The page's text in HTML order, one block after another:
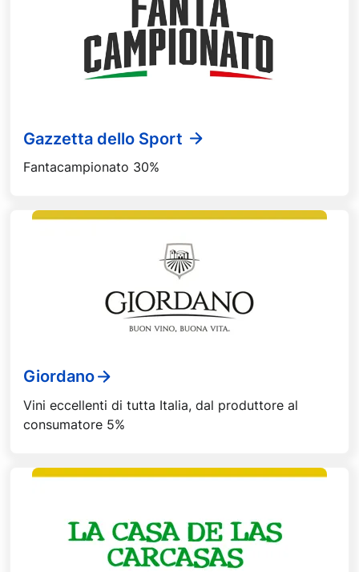
Gazzetta dello Sport
Fantacampionato 30%
Giordano
Vini eccellenti di tutta Italia, dal produttore al
consumatore 5%